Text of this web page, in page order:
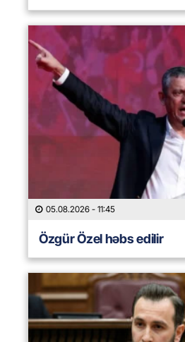
05.08.2026 - 11:45
Özgür Özel həbs edilir